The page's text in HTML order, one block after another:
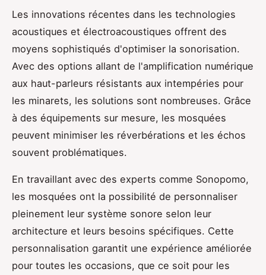
Les innovations récentes dans les technologies
acoustiques et électroacoustiques offrent des
moyens sophistiqués d'optimiser la sonorisation.
Avec des options allant de l'amplification numérique
aux haut-parleurs résistants aux intempéries pour
les minarets, les solutions sont nombreuses. Grâce
à des équipements sur mesure, les mosquées
peuvent minimiser les réverbérations et les échos
souvent problématiques.
En travaillant avec des experts comme Sonopomo,
les mosquées ont la possibilité de personnaliser
pleinement leur système sonore selon leur
architecture et leurs besoins spécifiques. Cette
personnalisation garantit une expérience améliorée
pour toutes les occasions, que ce soit pour les